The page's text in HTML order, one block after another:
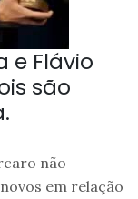
e Flávio
são
não
em relação